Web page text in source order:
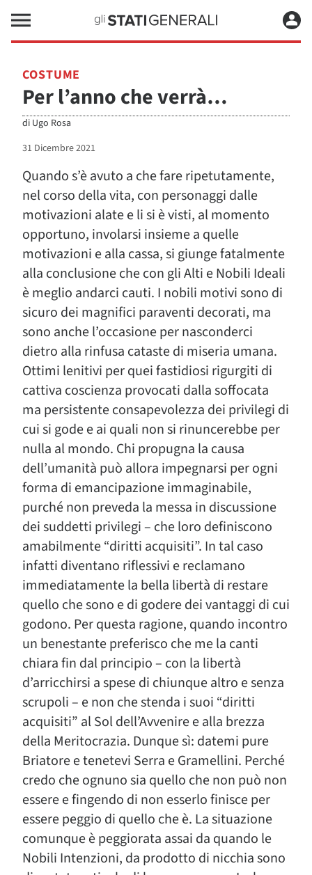
COSTUME
Per l’anno che verrà…
di Ugo Rosa
31 Dicembre 2021
Quando s’è avuto a che fare ripetutamente,
nel corso della vita, con personaggi dalle
motivazioni alate e li si è visti, al momento
opportuno, involarsi insieme a quelle
motivazioni e alla cassa, si giunge fatalmente
alla conclusione che con gli Alti e Nobili Ideali
è meglio andarci cauti. I nobili motivi sono di
sicuro dei magnifici paraventi decorati, ma
sono anche l’occasione per nasconderci
dietro alla rinfusa cataste di miseria umana.
Ottimi lenitivi per quei fastidiosi rigurgiti di
cattiva coscienza provocati dalla soffocata
ma persistente consapevolezza dei privilegi di
cui si gode e ai quali non si rinuncerebbe per
nulla al mondo. Chi propugna la causa
dell’umanità può allora impegnarsi per ogni
forma di emancipazione immaginabile,
purché non preveda la messa in discussione
dei suddetti privilegi – che loro definiscono
amabilmente “diritti acquisiti”. In tal caso
infatti diventano riflessivi e reclamano
immediatamente la bella libertà di restare
quello che sono e di godere dei vantaggi di cui
godono. Per questa ragione, quando incontro
un benestante preferisco che me la canti
chiara fin dal principio – con la libertà
d’arricchirsi a spese di chiunque altro e senza
scrupoli – e non che stenda i suoi “diritti
acquisiti” al Sol dell’Avvenire e alla brezza
della Meritocrazia. Dunque sì: datemi pure
Briatore e tenetevi Serra e Gramellini. Perché
credo che ognuno sia quello che non può non
essere e fingendo di non esserlo finisce per
essere peggio di quello che è. La situazione
comunque è peggiorata assai da quando le
Nobili Intenzioni, da prodotto di nicchia sono